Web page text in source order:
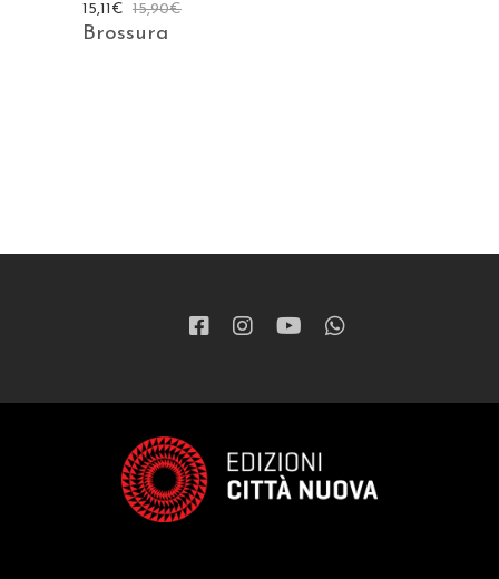
15,90€
15,11 €
Brossura